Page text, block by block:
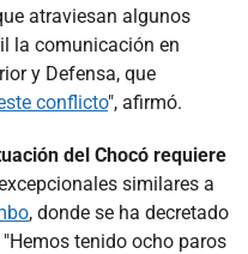
atraviesan algunos
la comunicación en
y Defensa, que
conflicto", afirmó.
del Chocó requiere
similares a
, donde se ha decretado
tenido ocho paros